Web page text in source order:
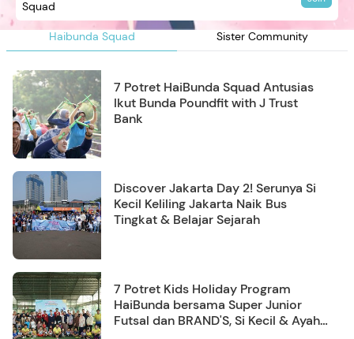
Haibunda Squad Sister Community
Squad
7 Potret HaiBunda Squad Antusias
Ikut Bunda Poundfit with J Trust
Bank
Discover Jakarta Day 2! Serunya Si
Kecil Keliling Jakarta Naik Bus
Tingkat & Belajar Sejarah
7 Potret Kids Holiday Program
HaiBunda bersama Super Junior
Futsal dan BRAND'S, Si Kecil & Ayah